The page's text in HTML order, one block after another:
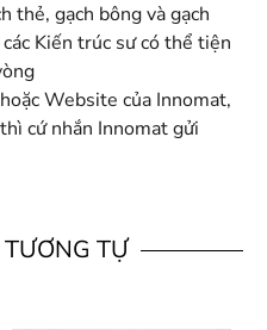
thẻ, gạch bông và gạch
Kiến trúc sư có thể tiện
hoặc Website của Innomat,
cứ nhắn Innomat gửi
TỰ